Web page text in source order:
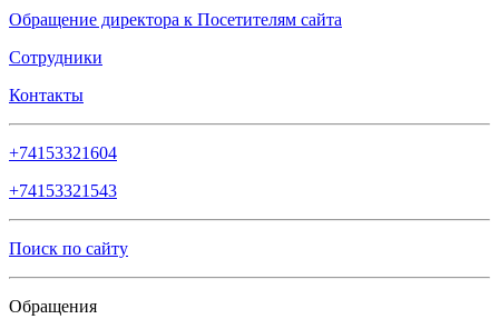
Обращение директора к Посетителям сайта
Сотрудники
Контакты
+74153321604
+74153321543
Поиск по сайту
Обращения